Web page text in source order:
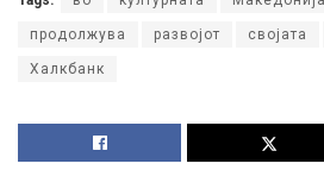
продолжува развојот својата
Халкбанк